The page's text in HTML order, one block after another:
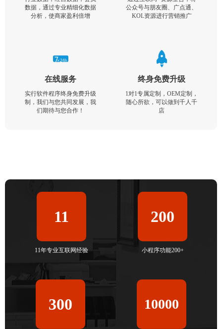
数据，通过专业精细化数据
分析，使商家盈利倍增
公众号与朋友圈、广点通、
KOL资源进行营销推广
在线服务
实行软件程序终身免费升级
制，我们与您共同发展，我
们期待与您合作！
终身免费升级
1对1专属定制，OEM定制，
随心所欲，可以做到千人千
店
11
11年专业互联网经验
200
小程序功能200+
300 10000